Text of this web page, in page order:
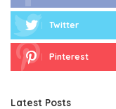
Twitter
Pinterest
Latest Posts